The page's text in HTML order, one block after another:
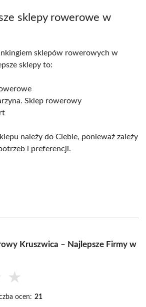
sklepy rowerowe w
sklepów rowerowych w
sklepy to:
Sklep rowerowy
należy do Ciebie, ponieważ zależy
i preferencji.
Kruszwica – Najlepsze Firmy w
★
ocen: 21